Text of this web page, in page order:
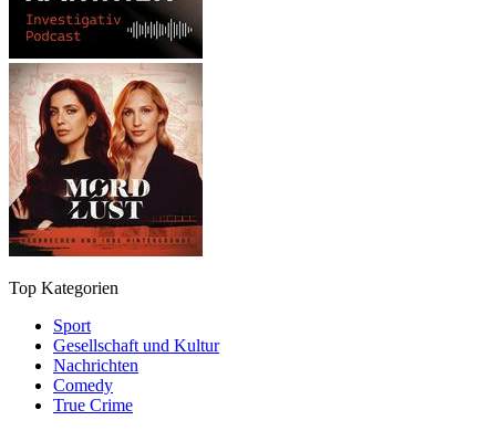
Top Kategorien
Sport
Gesellschaft und Kultur
Nachrichten
Comedy
True Crime